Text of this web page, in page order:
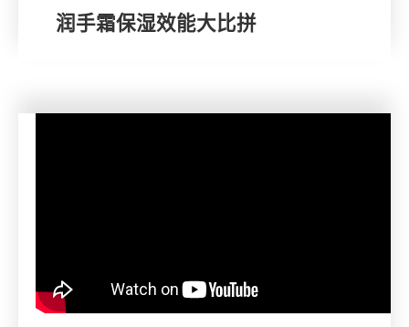
润手霜保湿效能大比拼